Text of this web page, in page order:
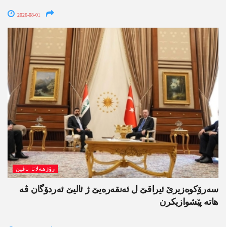
2026-08-01
رۆژھەلاتا ناڤین
سەرۆکوەزیرێ ئیراقێ ل ئەنقەرەیێ ژ ئالیێ ئەردۆگان ڤە
ھاتە پێشوازیکرن